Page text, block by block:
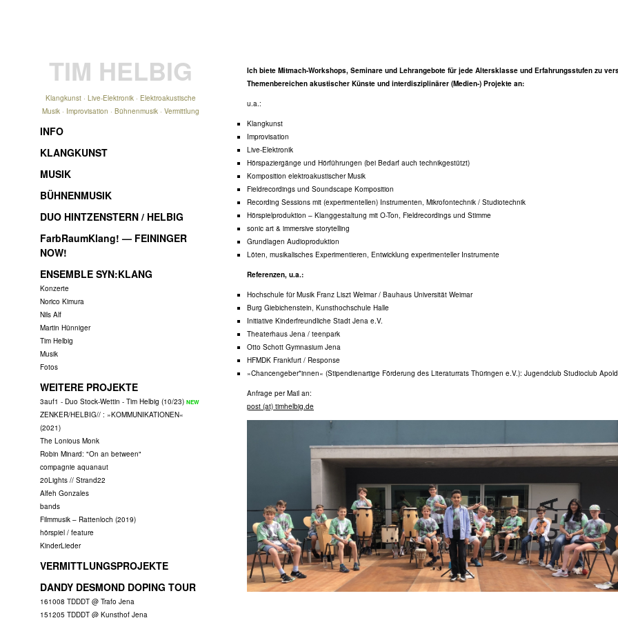
TIM HELBIG
Klangkunst · Live-Elektronik · Elektroakustische
Musik · Improvisation · Bühnenmusik · Vermittlung
INFO
KLANGKUNST
MUSIK
BÜHNENMUSIK
DUO HINTZENSTERN / HELBIG
FarbRaumKlang! — FEININGER
NOW!
ENSEMBLE SYN:KLANG
Konzerte
Norico Kimura
Nils Alf
Martin Hünniger
Tim Helbig
Musik
Fotos
WEITERE PROJEKTE
3auf1 - Duo Stock-Wettin - Tim Helbig (10/23)
ZENKER/HELBIG// : »KOMMUNIKATIONEN«
(2021)
The Lonious Monk
Robin Minard: "On an between"
compagnie aquanaut
20Lights // Strand22
Alfeh Gonzales
bands
Filmmusik – Rattenloch (2019)
hörspiel / feature
KinderLieder
VERMITTLUNGSPROJEKTE
DANDY DESMOND DOPING TOUR
161008 TDDDT @ Trafo Jena
151205 TDDDT @ Kunsthof Jena
Ich biete Mitmach-Workshops, Seminare und Lehrangebote für jede Altersklasse und Erfahrungsstufen zu
Themenbereichen akustischer Künste und interdisziplinärer (Medien-) Projekte an:
u.a.:
Klangkunst
Improvisation
Live-Elektronik
Hörspaziergänge und Hörführungen (bei Bedarf auch technikgestützt)
Komposition elektroakustischer Musik
Fieldrecordings und Soundscape Komposition
Recording Sessions mit (experimentellen) Instrumenten, Mikrofontechnik / Studiotechnik
Hörspielproduktion – Klanggestaltung mit O-Ton, Fieldrecordings und Stimme
sonic art & immersive storytelling
Grundlagen Audioproduktion
Löten, musikalisches Experimentieren, Entwicklung experimenteller Instrumente
Referenzen, u.a.:
Hochschule für Musik Franz Liszt Weimar / Bauhaus Universität Weimar
Burg Giebichenstein, Kunsthochschule Halle
Initiative Kinderfreundliche Stadt Jena e.V.
Theaterhaus Jena / teenpark
Otto Schott Gymnasium Jena
HFMDK Frankfurt / Response
»Chancengeber*innen« (Stipendienartige Förderung des Literaturrats Thüringen e.V.): Jugendclub Studioclub
Anfrage per Mail an:
post (at) timhelbig.de